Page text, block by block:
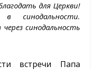
для Церкви!
синодальности.
синодальность
встречи Папа